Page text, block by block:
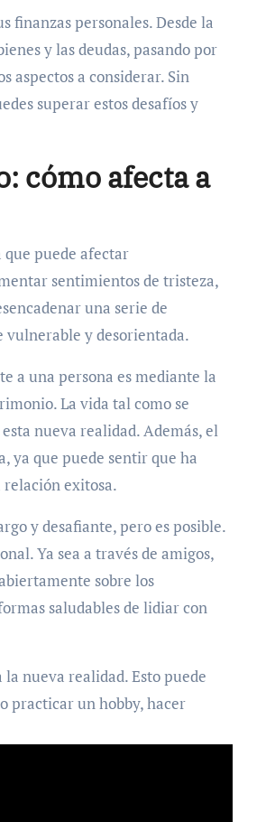
personales. Desde la
y las deudas, pasando por
aspectos a considerar. Sin
superar estos desafíos y
cómo afecta a
puede afectar
sentimientos de tristeza,
una serie de
vulnerable y desorientada.
a una persona es mediante la
La vida tal como se
nueva realidad. Además, el
ya que puede sentir que ha
exitosa.
y desafiante, pero es posible.
Ya sea a través de amigos,
sobre los
saludables de lidiar con
nueva realidad. Esto puede
practicar un hobby, hacer